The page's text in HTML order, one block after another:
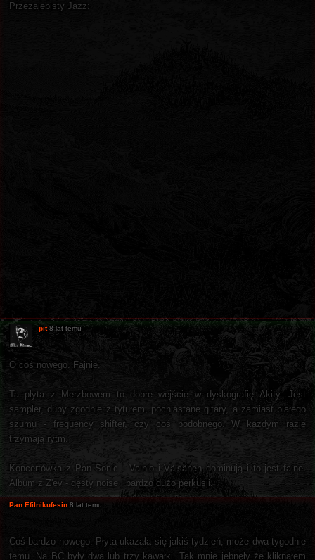
Przezajebisty Jazz:
pit 8 lat temu
O coś nowego. Fajnie.
Ta płyta z Merzbowem to dobre wejście w dyskografię Akity. Jest
sampler, duby zgodnie z tytułem, pochlastane gitary, a zamiast białego
szumu - frequency shifter, czy coś podobnego. W każdym razie
trzymają rytm.
Koncertówka z Pan Sonic - Vainio i Väisänen dominują i to jest fajne.
Album z Z'ev - gęsty noise i bardzo dużo perkusji.
Pan Efilnikufesin 8 lat temu
Coś bardzo nowego. Płyta ukazała się jakiś tydzień, może dwa tygodnie
temu. Na BC były dwa lub trzy kawałki. Tak mnie jebnęły że kliknąłem